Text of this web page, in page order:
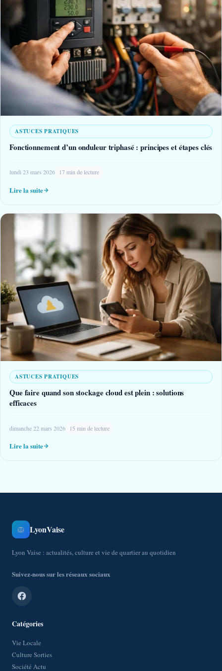
ASTUCES PRATIQUES
Fonctionnement d’un onduleur triphasé : principes et étapes clés
lundi 23 mars 2026 17 min de lecture
Lire la suite
ASTUCES PRATIQUES
Que faire quand son stockage cloud est plein : solutions
efficaces
dimanche 22 mars 2026 15 min de lecture
Lire la suite
🦁 LyonVaise
Lyon Vaise : actualités, culture et vie de quartier au quotidien
Suivez-nous sur les réseaux sociaux
Catégories
Vie Locale
Culture Sorties
Société Actu